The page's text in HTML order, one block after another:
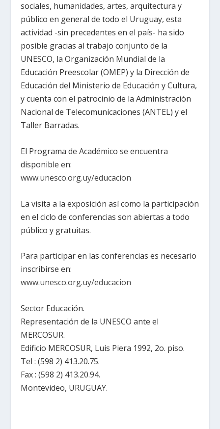
sociales, humanidades, artes, arquitectura y
público en general de todo el Uruguay, esta
actividad -sin precedentes en el país- ha sido
posible gracias al trabajo conjunto de la
UNESCO, la Organización Mundial de la
Educación Preescolar(OMEP) y la Dirección de
Educación del Ministerio de Educación y Cultura,
y cuenta con el patrocinio de la Administración
Nacional de Telecomunicaciones (ANTEL) y el
Taller Barradas.
El Programa de Académico se encuentra
disponible en:
www.unesco.org.uy/educacion
La visita a la exposición así como la participación
en el ciclo de conferencias son abiertas a todo
público y gratuitas.
Para participar en las conferencias es necesario
inscribirse en:
www.unesco.org.uy/educacion
Sector Educación.
Representación de la UNESCO ante el
MERCOSUR.
Edificio MERCOSUR, Luis Piera 1992, 2o. piso.
Tel : (598 2) 413.20.75.
Fax : (598 2) 413.20.94.
Montevideo, URUGUAY.